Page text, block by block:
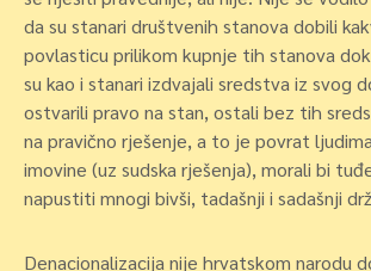
da su stanari društvenih stanova dobili
povlasticu prilikom kupnje tih stanova
su kao i stanari izdvajali sredstva iz svog
ostvarili pravo na stan, ostali bez tih
na pravično rješenje, a to je povrat
imovine (uz sudska rješenja), morali bi
napustiti mnogi bivši, tadašnji i sadašnji
Denacionalizacija nije hrvatskom narodu